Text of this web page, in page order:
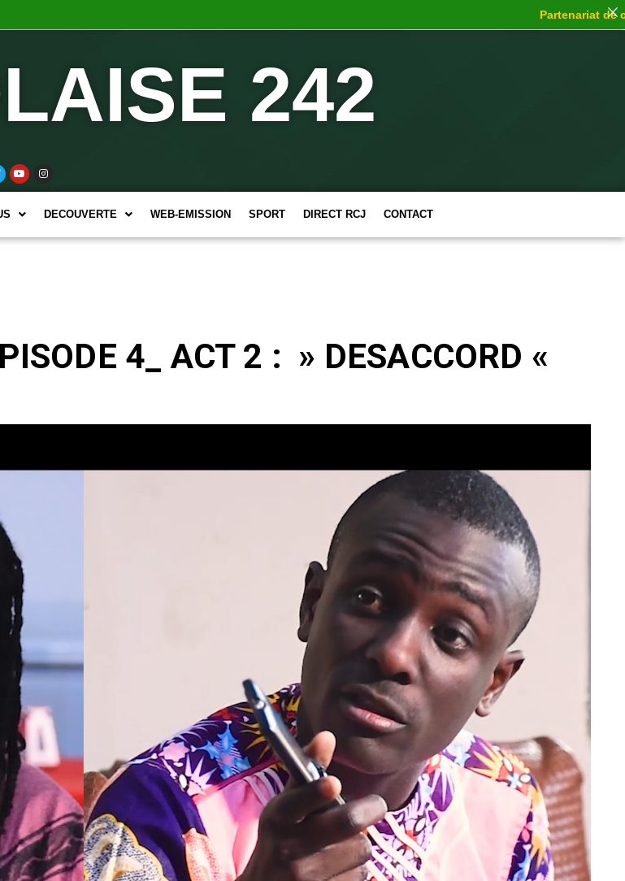
242
DECOUVERTE WEB-EMISSION SPORT DIRECT RCJ CONTACT
4_ ACT 2 : » DESACCORD «
Partenariat de choc